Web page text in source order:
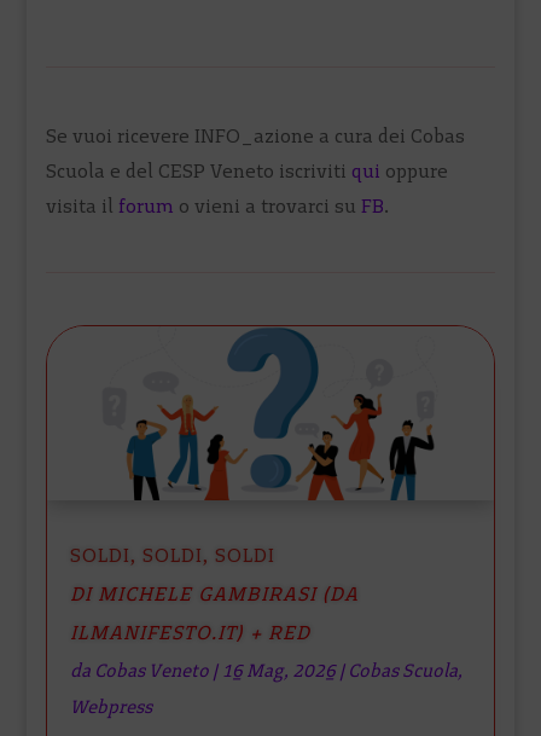
Se vuoi ricevere INFO_azione a cura dei Cobas
Scuola e del CESP Veneto iscriviti qui oppure
visita il forum o vieni a trovarci suFB.
SOLDI, SOLDI, SOLDI
DI MICHELE GAMBIRASI (DA
ILMANIFESTO.IT) + RED
da Cobas Veneto | 16 Mag, 2026| Cobas Scuola,
Webpress